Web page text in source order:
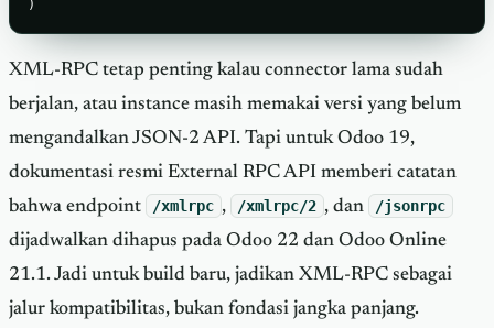
)
XML-RPC tetap penting kalau connector lama sudah
berjalan, atau instance masih memakai versi yang belum
mengandalkan JSON-2 API. Tapi untuk Odoo 19,
dokumentasi resmi External RPC API memberi catatan
bahwa endpoint
/xmlrpc , /xmlrpc/2 , dan /jsonrpc
dijadwalkan dihapus pada Odoo 22 dan Odoo Online
21.1. Jadi untuk build baru, jadikan XML-RPC sebagai
jalur kompatibilitas, bukan fondasi jangka panjang.